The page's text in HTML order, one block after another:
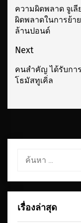
นำทาง
เรื่อง
Previous
post:
ความผิดพลาด จูเลี
ผิดพลาดในการย้า
ล้านปอนด์
Next
Next
post:
คนสำคัญ ได้รับกา
โธมัสทูเคิ่ล
ค้นหา
เรื่องล่าสุด